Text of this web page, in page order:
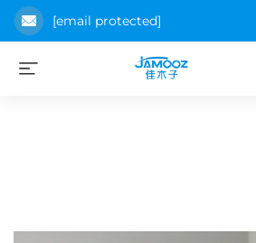
[email protected]